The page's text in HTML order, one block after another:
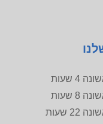
שעות
שעות
שעות